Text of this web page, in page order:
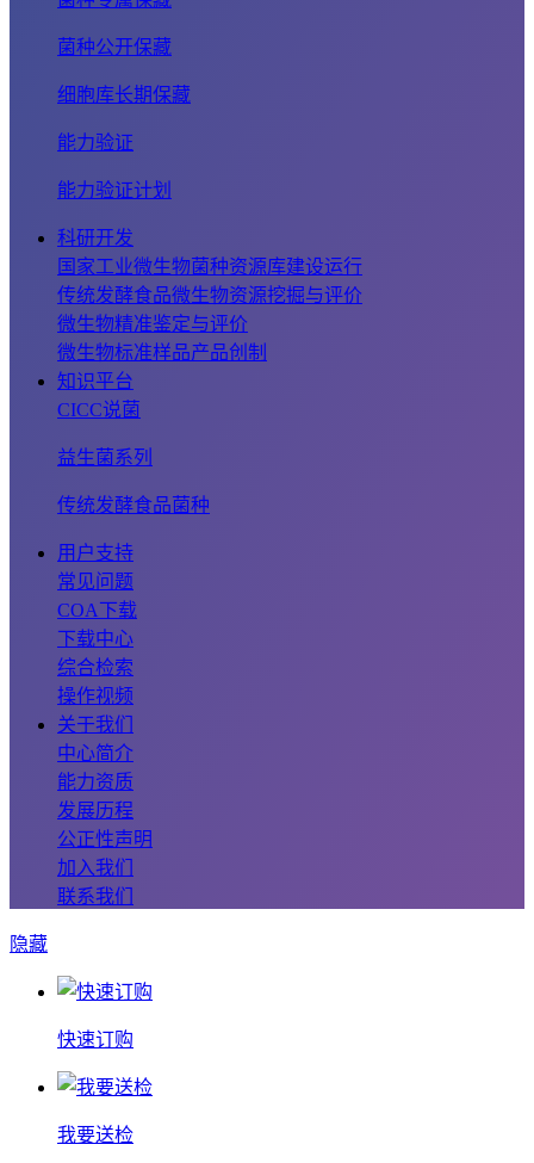
菌种公开保藏
细胞库长期保藏
能力验证
能力验证计划
科研开发
国家工业微生物菌种资源库建设运行
传统发酵食品微生物资源挖掘与评价
微生物精准鉴定与评价
微生物标准样品产品创制
知识平台
CICC说菌
益生菌系列
传统发酵食品菌种
用户支持
常见问题
COA下载
下载中心
综合检索
操作视频
关于我们
中心简介
能力资质
发展历程
公正性声明
加入我们
联系我们
隐藏
快速订购
我要送检